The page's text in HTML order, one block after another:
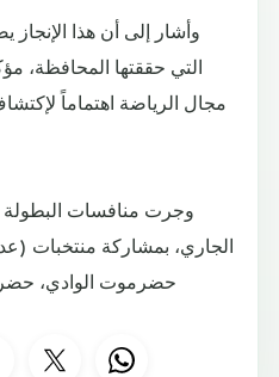
وأشار إلى أن هذا الإنجاز
التي حققتها المحافظة،
مجال الرياضة اهتماماً
الجاري، بمشاركة منتخبات
حضرموت الوادي،